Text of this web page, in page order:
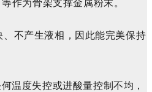
不产生液相，因此能完美保持
温度失控或进酸量控制不均，